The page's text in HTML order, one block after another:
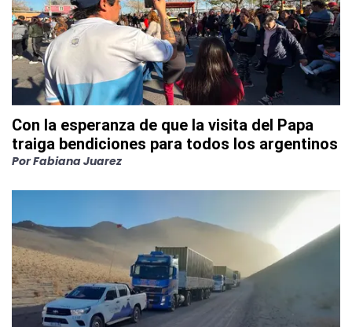
Con la esperanza de que la visita del Papa
traiga bendiciones para todos los argentinos
PorFabiana Juarez